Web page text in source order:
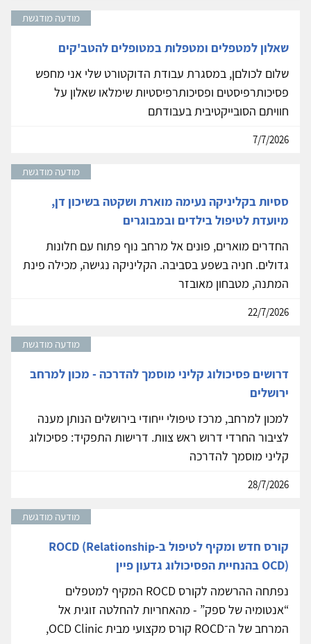
מודעה מודגשת
שאלון למטפלים ומטפלות במטופלים להטב'קים
שלום לכולםן, במסגרת עבודת הדוקטורט שלי אני מחפש
פסיכותרפיסטים ופסיכותרפיסטיות שימלאו שאלון על
חוויתם הסובייקטיבית בעבודתם
7/7/2026
מודעה מודגשת
ססיות בקליניקה נעימה מוארת ושקטה בשיכון דן,
מיועדת לטיפול בילדים ובמבוגרים
החדרים מוארים, פונים אל מרחב נוף פתוח עם חלונות
גדולים. חניה בשפע בסביבה. הקליניקה נגישה, מכילה פינת
המתנה, מטבחון מאובזר
22/7/2026
מודעה מודגשת
דרושים פסיכולוג קליני מוסמך להדרכה - מכון למרחב
ירושלים
למכון למרחב, מרכז טיפולי ייחודי בירושלים הנותן מענה
לציבור החרדי דרוש ראש צוות. דרישות התפקיד: פסיכולוג
קליני מוסמך להדרכה
28/7/2026
מודעה מודגשת
קורס חדש ומקיף לטיפול ב-ROCD (Relationship
OCD) בהנחיית הפסיכולוג גדעון פיין
נפתחה ההרשמה לקורס ROCD המקיף למטפלים
“אנטומיה של ספק” - מהאחריות להחלטה זוגית אל
המרחב של ה־ROCD קורס מקצועי מבית OCD Clinic,